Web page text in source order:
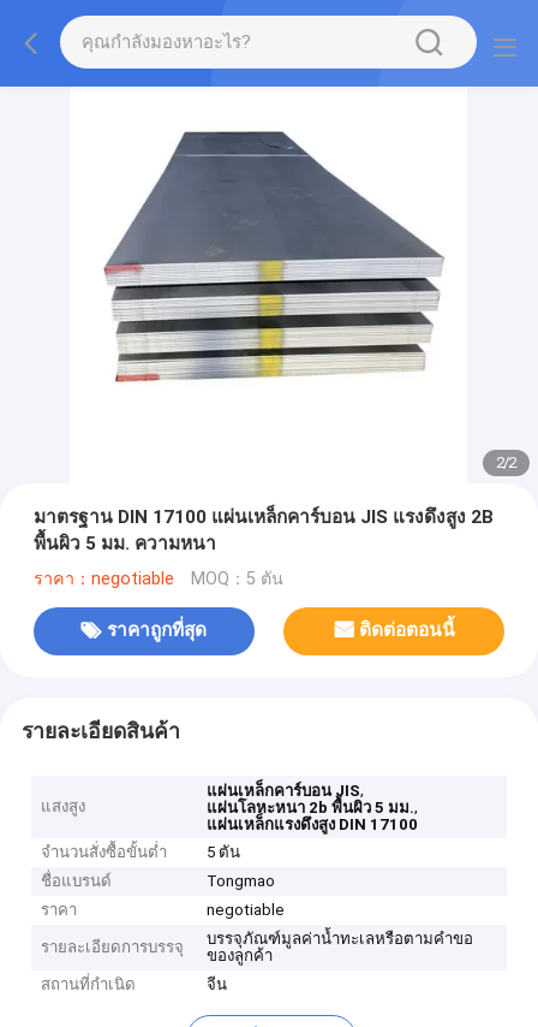
2/2
มาตรฐาน DIN 17100 แผ่นเหล็กคาร์บอน JIS แรงดึงสูง 2B
พื้นผิว 5 มม. ความหนา
ราคา：negotiable MOQ：5 ตัน
ราคาถูกที่สุด ติดต่อตอนนี้
รายละเอียดสินค้า
แสงสูง
แผ่นเหล็กคาร์บอน JIS,
แผ่นโลหะหนา 2b พื้นผิว 5 มม.,
แผ่นเหล็กแรงดึงสูง DIN 17100
จำนวนสั่งซื้อขั้นต่ำ
5 ตัน
ชื่อแบรนด์
Tongmao
ราคา
negotiable
รายละเอียดการบรรจุ
บรรจุภัณฑ์มูลค่าน้ำทะเลหรือตามคำขอ
ของลูกค้า
สถานที่กำเนิด
จีน